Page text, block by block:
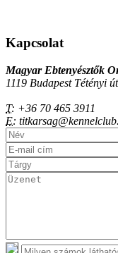
Kapcsolat
Magyar Ebtenyésztők
1119 Budapest Tétényi
T: +36 70 465 3911
E: